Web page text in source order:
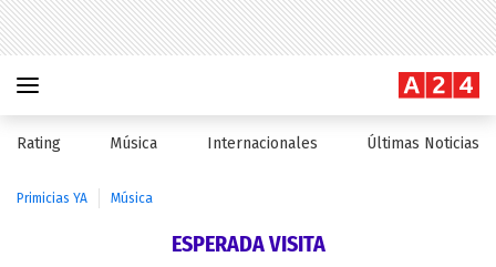
Rating Música Internacionales Últimas Noticias
Primicias YA Música
ESPERADA VISITA